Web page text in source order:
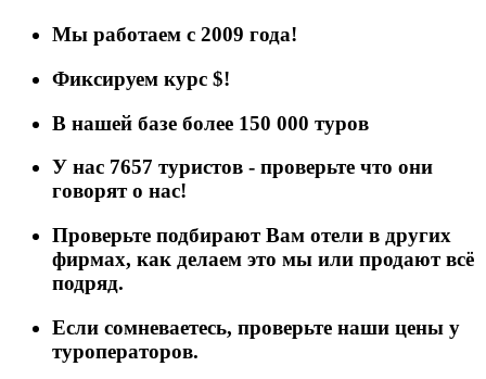
Мы работаем с 2009 года!
Фиксируем курс $!
В нашей базе более 150 000 туров
У нас 7657 туристов - проверьте что они
говорят о нас!
Проверьте подбирают Вам отели в других
фирмах, как делаем это мы или продают всё
подряд.
Если сомневаетесь, проверьте наши цены у
туроператоров.